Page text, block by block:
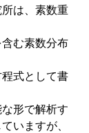
は、素数重
む素数分布
式として書
形で解析す
いますが、